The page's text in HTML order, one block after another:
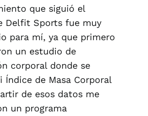
que siguió el
Delfit Sports fue muy
para mí, ya que primero
un estudio de
corporal donde se
Índice de Masa Corporal
de esos datos me
un programa